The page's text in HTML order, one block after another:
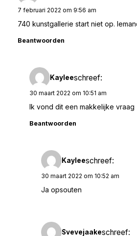
7 februari 2022 om 9:56 am
740 kunstgallerie start niet op.
Beantwoorden
Kayleeschreef:
30 maart 2022 om 10:51 am
Ik vond dit een makkelijke vraag
Beantwoorden
Kayleeschreef:
30 maart 2022 om 10:52 am
Ja opsouten
Svevejaakeschreef: